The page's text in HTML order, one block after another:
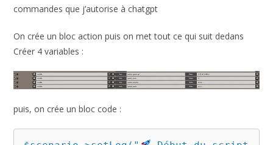
commandes que j’autorise à chatgpt
On crée un bloc action puis on met tout ce qui suit dedans
Créer 4 variables :
puis, on crée un bloc code :